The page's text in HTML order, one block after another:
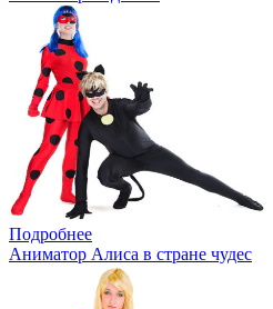
Подробнее
Аниматор Алиса в стране чудес